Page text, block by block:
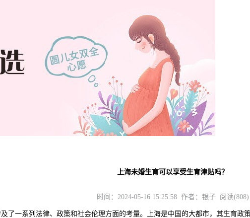
上海未婚生育可以享受生育津贴吗？
时间：2024-05-16 15:25:58 作者：银子 阅读(808)
一系列法律、政策和社会伦理方面的考量。上海是中国的大都市，其生育政